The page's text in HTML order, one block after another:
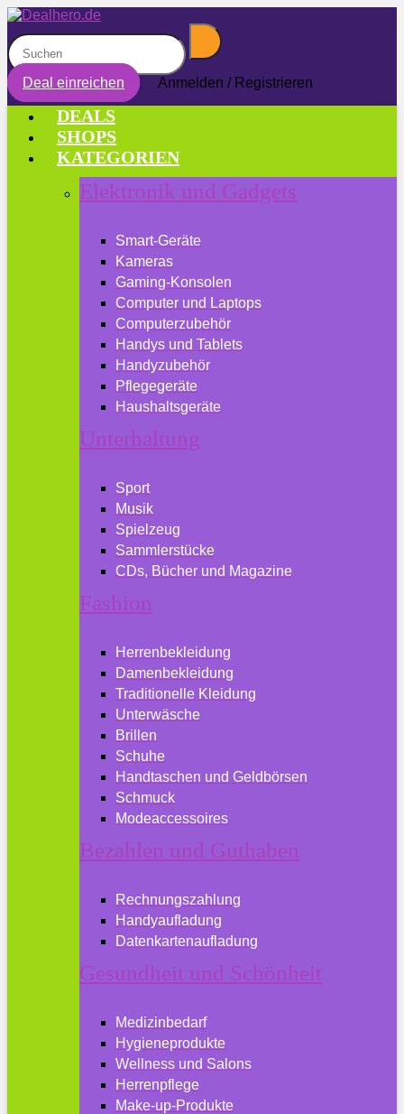
Deal einreichen Anmelden / Registrieren
DEALS
SHOPS
KATEGORIEN
Elektronik und Gadgets
Smart-Geräte
Kameras
Gaming-Konsolen
Computer und Laptops
Computerzubehör
Handys und Tablets
Handyzubehör
Pflegegeräte
Haushaltsgeräte
Unterhaltung
Sport
Musik
Spielzeug
Sammlerstücke
CDs, Bücher und Magazine
Fashion
Herrenbekleidung
Damenbekleidung
Traditionelle Kleidung
Unterwäsche
Brillen
Schuhe
Handtaschen und Geldbörsen
Schmuck
Modeaccessoires
Bezahlen und Guthaben
Rechnungszahlung
Handyaufladung
Datenkartenaufladung
Gesundheit und Schönheit
Medizinbedarf
Hygieneprodukte
Wellness und Salons
Herrenpflege
Make-up-Produkte